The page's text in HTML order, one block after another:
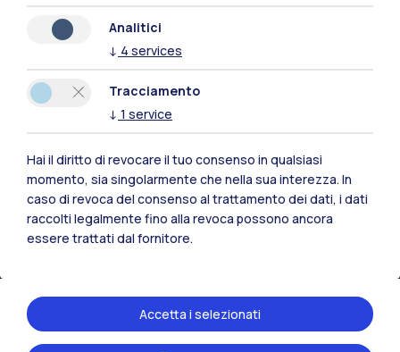
Residenze Frontiere
Analitici
↓ 4 services
Tracciamento
↓ 1 service
Hai il diritto di revocare il tuo consenso in qualsiasi
momento, sia singolarmente che nella sua interezza. In
caso di revoca del consenso al trattamento dei dati, i dati
raccolti legalmente fino alla revoca possono ancora
essere trattati dal fornitore.
Accetta i selezionati